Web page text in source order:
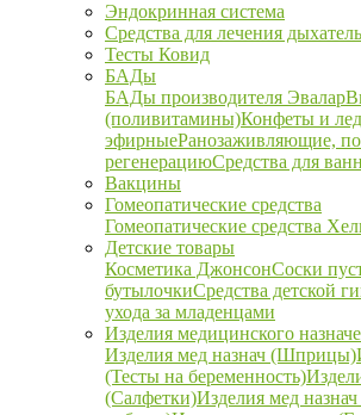
Эндокринная система
Средства для лечения
Тесты Ковид
БАДы
БАДы производителя Эвалар
(поливитамины)Конфеты и
эфирныеРанозаживляющие,
регенерациюСредства для
Вакцины
Гомеопатические средства
Гомеопатические средства
Детские товары
Косметика ДжонсонСоски
бутылочкиСредства детской
ухода за младенцами
Изделия медицинского
Изделия мед назнач (Шприцы)
(Тесты на беременность)
(Салфетки)Изделия мед